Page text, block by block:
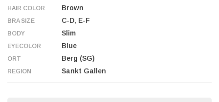
HAIR COLOR Brown
BRA SIZE C-D, E-F
BODY Slim
EYECOLOR Blue
ORT Berg (SG)
REGION Sankt Gallen